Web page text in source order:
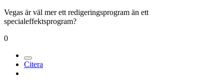
Vegas är väl mer ett redigeringsprogram än ett
specialeffektsprogram?
0
Citera